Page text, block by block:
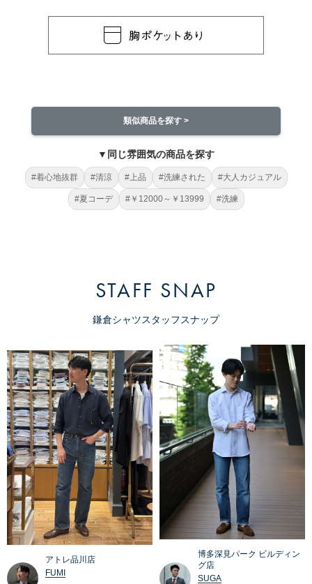
類似商品を探す >
▼同じ雰囲気の商品を探す
#着心地抜群 #清涼 #上品 #洗練された #大人カジュアル
#夏コーデ #￥12000～￥13999 #洗練
STAFF SNAP
鎌倉シャツスタッフスナップ
アトレ品川店
FUMI
博多深見パーク ビルディン
グ店
SUGA